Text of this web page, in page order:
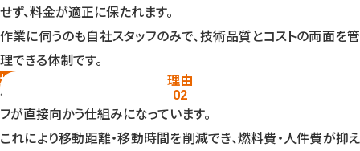
せず、料金が適正に保たれます。
作業に伺うのも自社スタッフのみで、技術品質とコストの両面を管
理できる体制です。
理由
02
地域密着で移動コストを最小化
滋賀県内はエリア別に待機スタッフを配置しており、最寄りスタッ
フが直接向かう仕組みになっています。
これにより移動距離・移動時間を削減でき、燃料費・人件費が抑え